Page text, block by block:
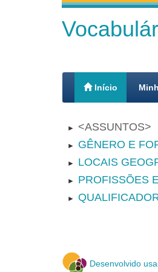
Início
► ASSUNTOS
► GÊNERO E
► LOCAIS
► PROFISSÕES
►
Desenvolvido